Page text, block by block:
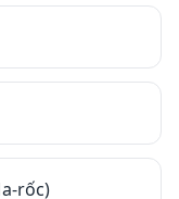
rốc)